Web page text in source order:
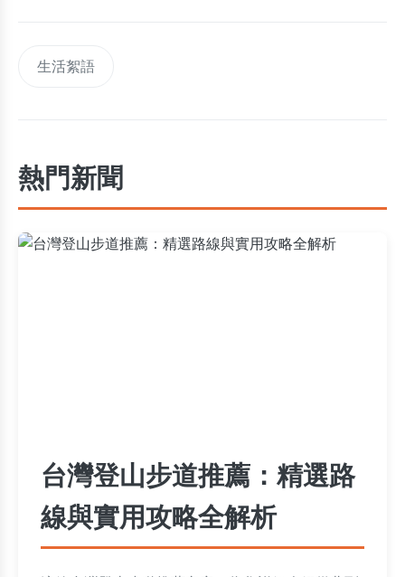
生活絮語
熱門新聞
台灣登山步道推薦：精選路
線與實用攻略全解析